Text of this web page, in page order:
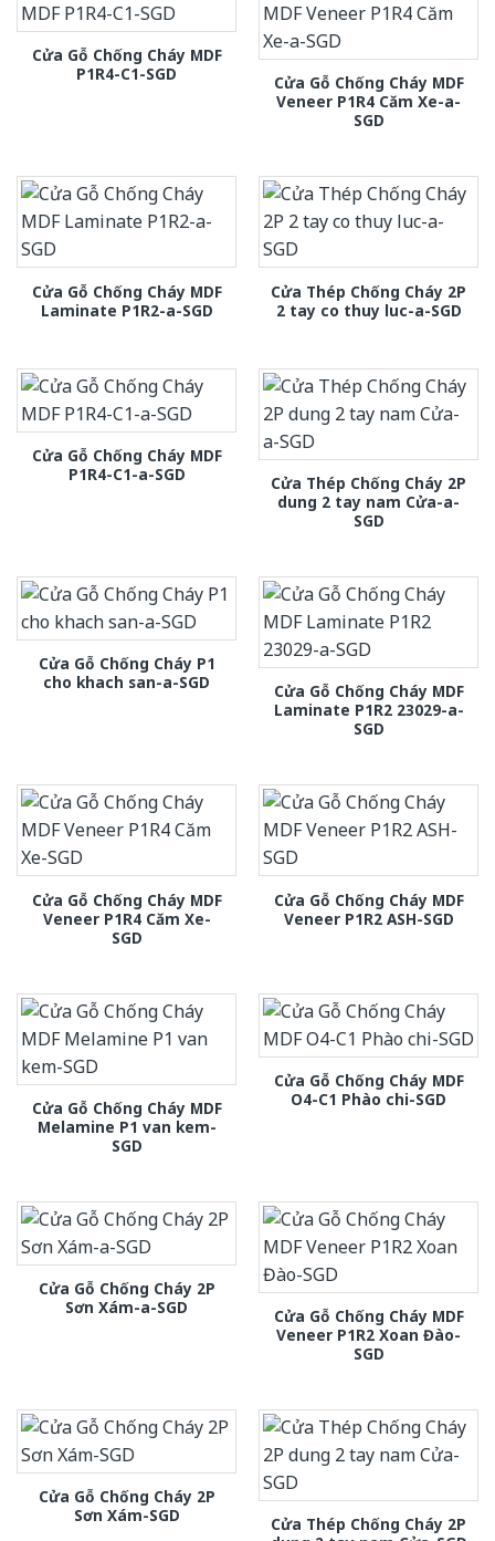
Cửa Gỗ Chống Cháy MDF
P1R4-C1-SGD
Cửa Gỗ Chống Cháy MDF
Veneer P1R4 Căm Xe-a-
SGD
Cửa Gỗ Chống Cháy MDF
Laminate P1R2-a-SGD
Cửa Thép Chống Cháy 2P
2 tay co thuy luc-a-SGD
Cửa Gỗ Chống Cháy MDF
P1R4-C1-a-SGD
Cửa Thép Chống Cháy 2P
dung 2 tay nam Cửa-a-
SGD
Cửa Gỗ Chống Cháy P1
cho khach san-a-SGD
Cửa Gỗ Chống Cháy MDF
Laminate P1R2 23029-a-
SGD
Cửa Gỗ Chống Cháy MDF
Veneer P1R4 Căm Xe-
SGD
Cửa Gỗ Chống Cháy MDF
Veneer P1R2 ASH-SGD
Cửa Gỗ Chống Cháy MDF
Melamine P1 van kem-
SGD
Cửa Gỗ Chống Cháy MDF
O4-C1 Phào chi-SGD
Cửa Gỗ Chống Cháy 2P
Sơn Xám-a-SGD
Cửa Gỗ Chống Cháy MDF
Veneer P1R2 Xoan Đào-
SGD
Cửa Gỗ Chống Cháy 2P
Sơn Xám-SGD
Cửa Thép Chống Cháy 2P